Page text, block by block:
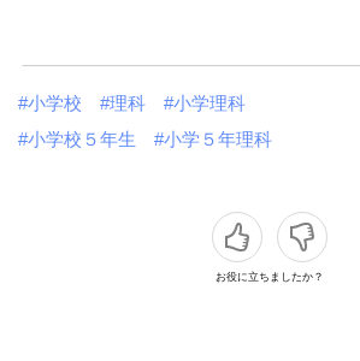
#小学校 #理科
#小学理科
#小学校５年生
#小学５年理科
お役に立ちましたか？